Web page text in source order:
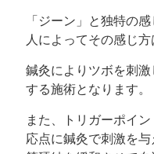
「ジーン」と独特の
人によってその感じ方
鍼灸によりツボを刺
する施術となります。
また、トリガーポイ
応点に鍼灸で刺激を与